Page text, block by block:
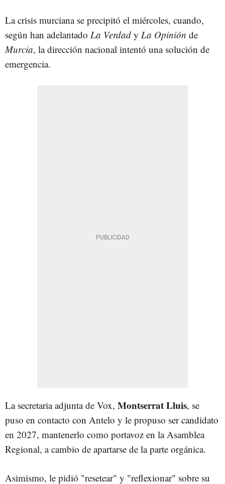
La crisis murciana se precipitó el miércoles, cuando,
según han adelantado La Verdad y La Opinión de
Murcia, la dirección nacional intentó una solución de
emergencia.
La secretaria adjunta de Vox, Montserrat Lluis, se
puso en contacto con Antelo y le propuso ser candidato
en 2027, mantenerlo como portavoz en la Asamblea
Regional, a cambio de apartarse de la parte orgánica.
Asimismo, le pidió "resetear" y "reflexionar" sobre su